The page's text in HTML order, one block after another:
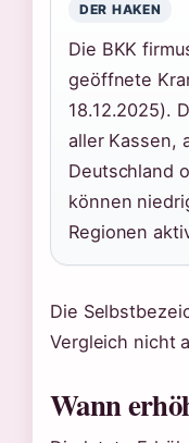
DER HAKEN
Die BKK
geöffnete
18.12.2025).
aller Kassen,
Deutschland
können
Regionen
Die
Vergleich nicht
Wann